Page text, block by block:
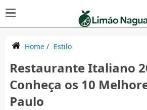
Home/ Estilo
Restaurante Italiano
Conheça os 10
Paulo